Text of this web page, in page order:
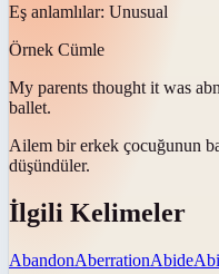
Eş anlamlılar: Unusual
Örnek Cümle
My parents thought it was
ballet.
Ailem bir erkek çocuğunun
düşündüler.
İlgili Kelimeler
AbandonAberrationAbide